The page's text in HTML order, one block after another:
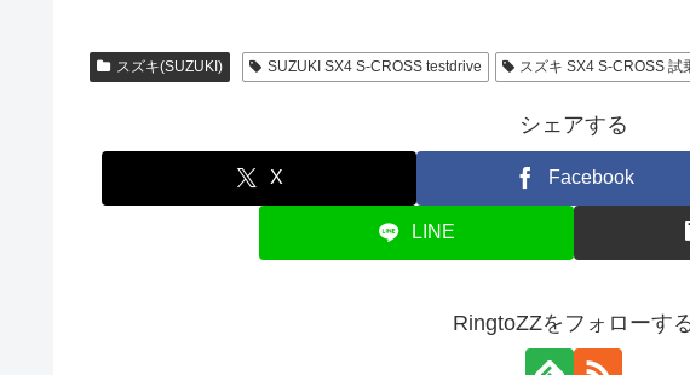
スズキ(SUZUKI) SUZUKI SX4 S-CROSS testdrive スズキ SX4 S-CROSS 試
シェアする
X Facebook
LINE
RingtoZZをフォローす